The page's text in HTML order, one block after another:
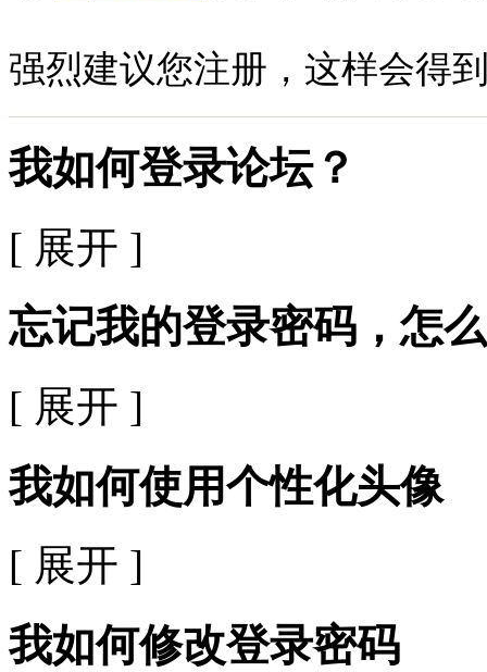
强烈建议您注册，这样会得
我如何登录论坛？
[ 展开 ]
忘记我的登录密码，怎
[ 展开 ]
我如何使用个性化头像
[ 展开 ]
我如何修改登录密码